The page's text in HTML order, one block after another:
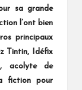
sa grande
l’ont bien
principaux
Tintin, Idéfix
acolyte de
fiction pour